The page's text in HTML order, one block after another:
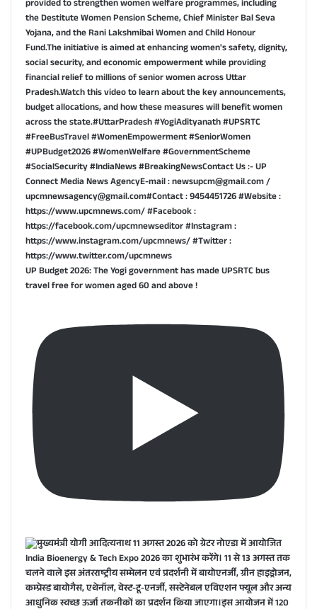
UP Budget 2026: The Yogi government has made UPSRTC bus
travel free for women aged 60 and above !